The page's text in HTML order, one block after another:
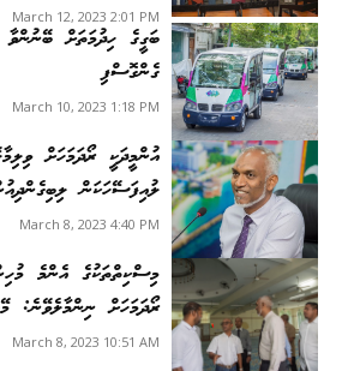
March 12, 2023 2:01 PM
ބަގީގެ ހިދުމަތަށް
ގެންގޮސްފި
March 10, 2023 1:18 PM
އުންމީދަކީ ރޯދަމަހަށް
ލުއިފަސޭހަކަން
March 8, 2023 4:40 PM
މިސްކިތްތަކުގެ އެންމެ
ރޯދަމަހަށް ނިންމާލެވޭނެ:
March 8, 2023 10:51 AM